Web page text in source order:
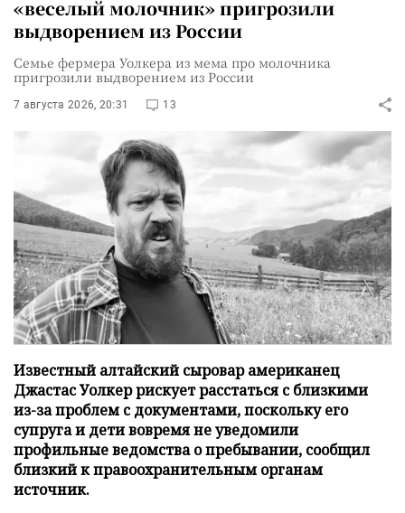
«веселый молочник» пригрозили
выдворением из России
Семье фермера Уолкера из мема про молочника
пригрозили выдворением из России
7 августа 2026, 20:31 13
Известный алтайский сыровар американец
Джастас Уолкер рискует расстаться с близкими
из-за проблем с документами, поскольку его
супруга и дети вовремя не уведомили
профильные ведомства о пребывании, сообщил
близкий к правоохранительным органам
источник.